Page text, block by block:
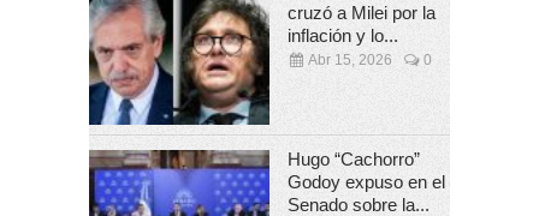
cruzó a Milei por la
inflación y lo...
Abr 15, 2026 0
Hugo “Cachorro”
Godoy expuso en el
Senado sobre la...